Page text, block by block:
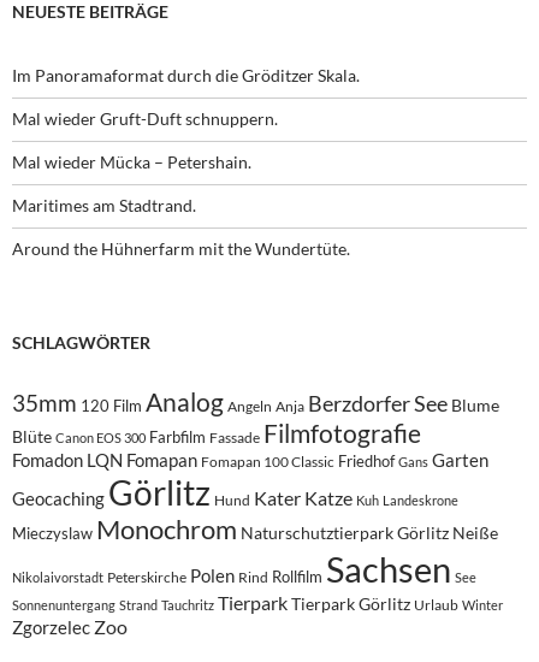
NEUESTE BEITRÄGE
Im Panoramaformat durch die Gröditzer Skala.
Mal wieder Gruft-Duft schnuppern.
Mal wieder Mücka – Petershain.
Maritimes am Stadtrand.
Around the Hühnerfarm mit the Wundertüte.
SCHLAGWÖRTER
35mm 120 Film Analog Angeln Anja Berzdorfer See Blume
Blüte Canon EOS 300 Farbfilm Fassade Filmfotografie
Fomadon LQN Fomapan Fomapan 100 Classic Friedhof Gans Garten
Geocaching Görlitz Hund Kater Katze Kuh Landeskrone
Mieczyslaw Monochrom Naturschutztierpark Görlitz Neiße
Nikolaivorstadt Peterskirche Polen Rind Rollfilm Sachsen See
Sonnenuntergang Strand Tauchritz TierparkTierpark Görlitz Urlaub Winter
Zgorzelec Zoo